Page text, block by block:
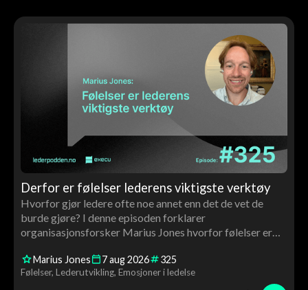
Derfor er følelser lederens viktigste verktøy
Hvorfor gjør ledere ofte noe annet enn det de vet de
burde gjøre? I denne episoden forklarer
organisasjonsforsker Marius Jones hvorfor følelser er
utvikling – og hvorfor ledere må bli bedre kjent med
både egne og andres følelser.
Marius Jones 7aug2026 325
Følelser Lederutvikling Emosjoner i ledelse